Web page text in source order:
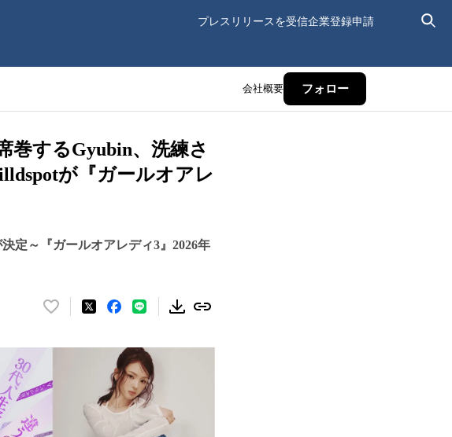
プレスリリースを受信企業登録申請
会社概要 フォロー
巻するGyubin、洗練さ
が『ガールオアレ
定～『ガールオアレディ3』2026年
い
ね
数
み